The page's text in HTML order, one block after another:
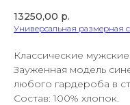
13250,00 р.
Универсальная размерная
Классические
Зауженная модель
любого гардероба в
Состав: 100% хлопок.